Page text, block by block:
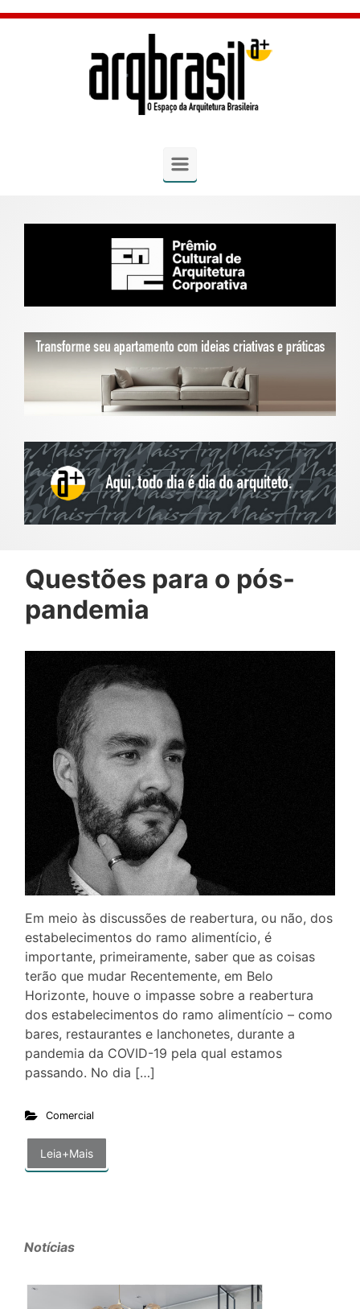
Skip to main content
Questões para o pós-
pandemia
Em meio às discussões de reabertura, ou não, dos
estabelecimentos do ramo alimentício, é
importante, primeiramente, saber que as coisas
terão que mudar Recentemente, em Belo
Horizonte, houve o impasse sobre a reabertura
dos estabelecimentos do ramo alimentício – como
bares, restaurantes e lanchonetes, durante a
pandemia da COVID-19 pela qual estamos
passando. No dia […]
Comercial
Leia+Mais
Notícias